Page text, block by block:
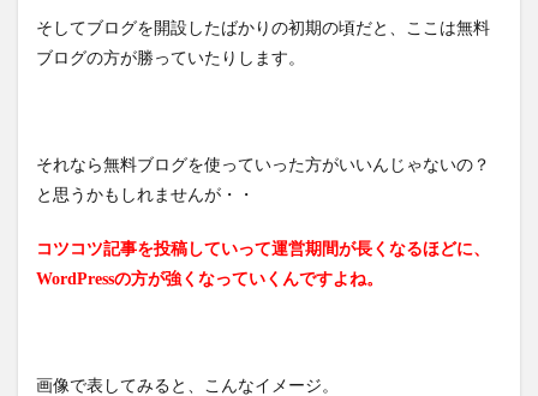
そしてブログを開設したばかりの初期の頃だと、ここは無料
ブログの方が勝っていたりします。
それなら無料ブログを使っていった方がいいんじゃないの？
と思うかもしれませんが・・
コツコツ記事を投稿していって運営期間が長くなるほどに、
WordPressの方が強くなっていくんですよね。
画像で表してみると、こんなイメージ。